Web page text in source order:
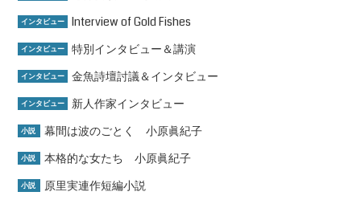
インタビュー Interview of Gold Fishes
インタビュー 特別インタビュー＆講演
インタビュー 金魚詩壇討議＆インタビュー
インタビュー 新人作家インタビュー
小説 幕間は波のごとく 小原眞紀子
小説 本格的な女たち 小原眞紀子
小説 原里実連作短編小説